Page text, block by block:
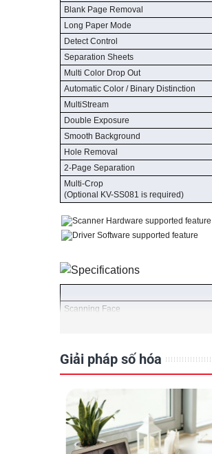
Blank Page Removal
Long Paper Mode
Detect Control
Separation Sheets
Multi Color Drop Out
Automatic Color / Binary Distinction
MultiStream
Double Exposure
Smooth Background
Hole Removal
2-Page Separation
Multi-Crop
(Optional KV-SS081 is required)
Scanning Face
Binary Speed*
Color Speed*1
200 / 300 dpi
Giải pháp số hóa